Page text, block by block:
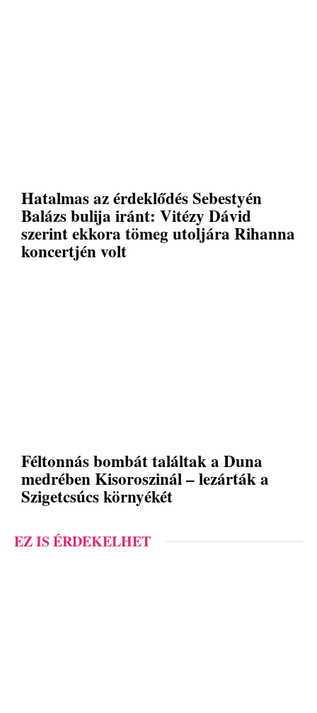
Hatalmas az érdeklődés Sebestyén
Balázs bulija iránt: Vitézy Dávid
szerint ekkora tömeg utoljára Rihanna
koncertjén volt
Féltonnás bombát találtak a Duna
medrében Kisoroszinál – lezárták a
Szigetcsúcs környékét
EZ IS ÉRDEKELHET